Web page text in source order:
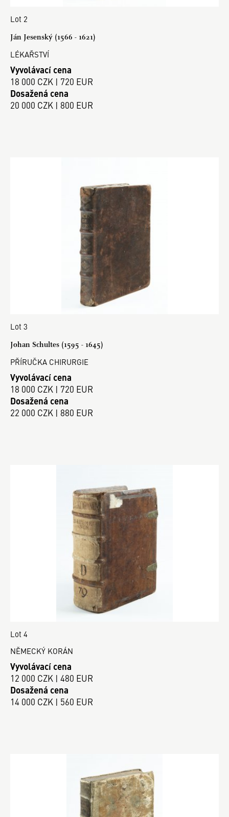
Lot 2
Ján Jesenský (1566 - 1621)
LÉKAŘSTVÍ
Vyvolávací cena
18 000 CZK | 720 EUR
Dosažená cena
20 000 CZK | 800 EUR
Lot 3
Johan Schultes (1595 - 1645)
PŘÍRUČKA CHIRURGIE
Vyvolávací cena
18 000 CZK | 720 EUR
Dosažená cena
22 000 CZK | 880 EUR
Lot 4
NĚMECKÝ KORÁN
Vyvolávací cena
12 000 CZK | 480 EUR
Dosažená cena
14 000 CZK | 560 EUR